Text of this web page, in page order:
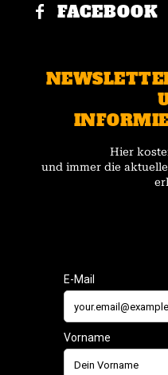
FACEBOOK
Hier
und immer die